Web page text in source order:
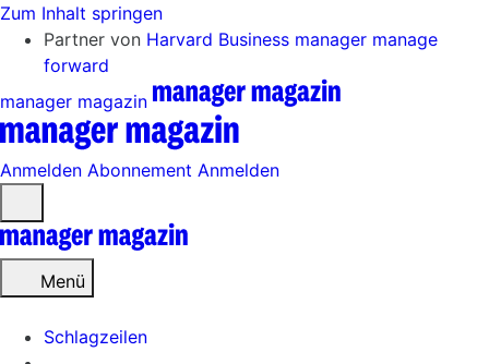
Zum Inhalt springen
Partner von Harvard Business manager manage
forward
manager magazin
Anmelden Abonnement Anmelden
öffnen
Menü
Schlagzeilen